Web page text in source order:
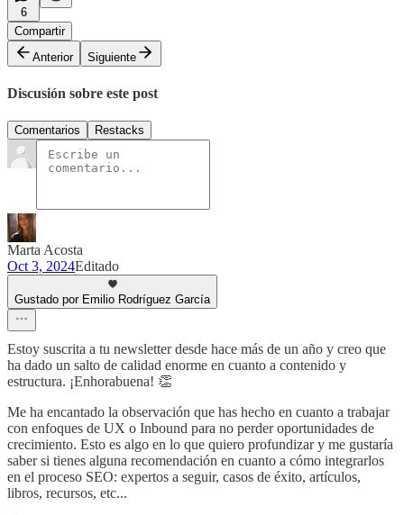
6
Compartir
Anterior
Siguiente
Discusión sobre este post
Comentarios Restacks
Marta Acosta
Oct 3, 2024Editado
Gustado por Emilio Rodríguez García
Estoy suscrita a tu newsletter desde hace más de un año y creo que
ha dado un salto de calidad enorme en cuanto a contenido y
estructura. ¡Enhorabuena! 👏
Me ha encantado la observación que has hecho en cuanto a trabajar
con enfoques de UX o Inbound para no perder oportunidades de
crecimiento. Esto es algo en lo que quiero profundizar y me gustaría
saber si tienes alguna recomendación en cuanto a cómo integrarlos
en el proceso SEO: expertos a seguir, casos de éxito, artículos,
libros, recursos, etc...